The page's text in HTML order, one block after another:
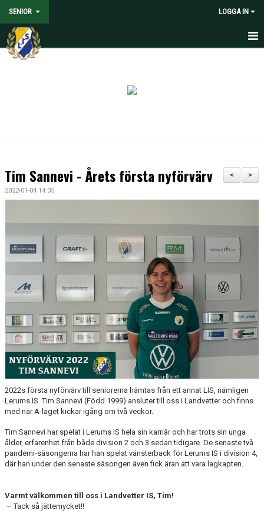
SENIOR LOGGA IN
HEM
MEDIA
KONTAKT
>
<
Tim Sannevi - Årets första nyförvärv
2022-01-04 14:05
2022s första nyförvärv till seniorerna hämtas från ett annat LIS, nämligen
Lerums IS. Tim Sannevi (Född 1999) ansluter till oss i Landvetter och finns
med när A-laget kickar igång om två veckor.
Tim Sannevi har spelat i Lerums IS hela sin karriär och har trots sin unga
ålder, erfarenhet från både division 2 och 3 sedan tidigare. De senaste två
pandemi-säsongerna har han spelat vänsterback för Lerums IS i division 4,
där han under den senaste säsongen även fick äran att vara lagkapten.
Varmt välkommen till oss i Landvetter IS, Tim!
– Tack så jättemycket!!